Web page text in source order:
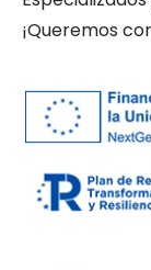
¡Queremos